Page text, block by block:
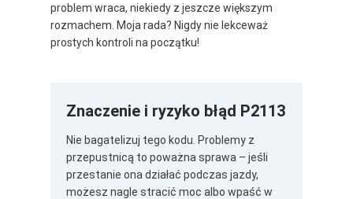
problem wraca, niekiedy z jeszcze większym
rozmachem. Moja rada? Nigdy nie lekceważ
prostych kontroli na początku!
Znaczenie i ryzyko błąd P2113
Nie bagatelizuj tego kodu. Problemy z
przepustnicą to poważna sprawa – jeśli
przestanie ona działać podczas jazdy,
możesz nagle stracić moc albo wpaść w